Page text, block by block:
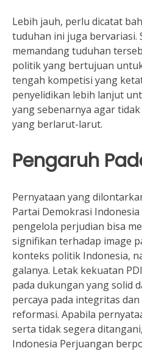
Lebih jauh, perlu dicatat
tuduhan ini juga bervariasi.
memandang tuduhan
politik yang bertujuan
tengah kompetisi yang
penyelidikan lebih lanjut
yang sebenarnya agar
yang berlarut-larut.
Pengaruh
Pernyataan yang
Partai Demokrasi
pengelola perjudian bisa
signifikan terhadap image
konteks politik Indonesia,
galanya. Letak kekuatan
pada dukungan yang solid
percaya pada integritas
reformasi. Apabila
serta tidak segera
Indonesia Perjuangan